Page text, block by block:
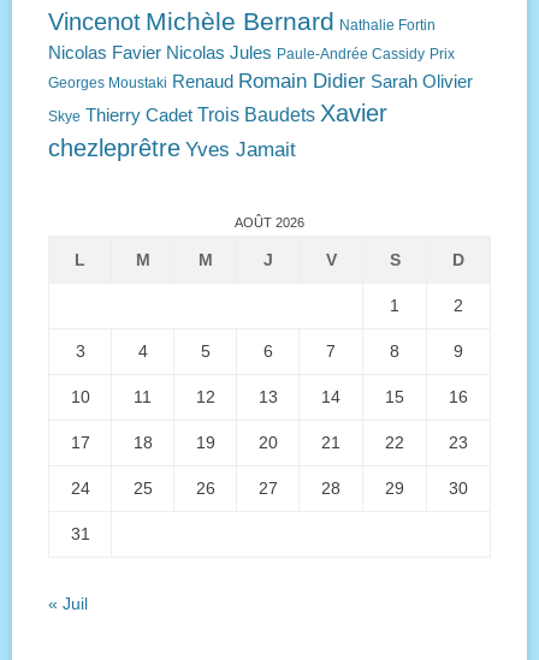
Vincenot Michèle Bernard Nathalie Fortin
Nicolas Favier Nicolas Jules Paule-Andrée Cassidy Prix
Georges Moustaki Renaud Romain Didier Sarah Olivier
Skye Thierry Cadet Trois Baudets Xavier
chezleprêtre Yves Jamait
AOÛT 2026
L M M J V S D
1 2
3 4 5 6 7 8 9
10 11 12 13 14 15 16
17 18 19 20 21 22 23
24 25 26 27 28 29 30
31
« Juil